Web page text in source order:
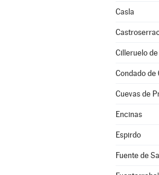
Casla
Cilleruelo
Condado de
Cuevas de
Encinas
Espirdo
Fuente de